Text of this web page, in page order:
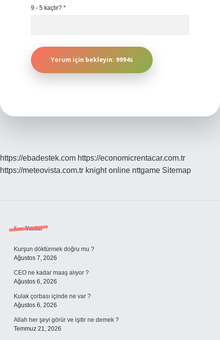
9 - 5 kaçtır? *
https://ebadestek.com https://economicrentacar.com.tr
https://meteovista.com.tr knight online nttgame Sitemap
Sidebar
Son Yazılar
Kurşun döktürmek doğru mu ?
Ağustos 7, 2026
CEO ne kadar maaş alıyor ?
Ağustos 6, 2026
Kulak çorbası içinde ne var ?
Ağustos 6, 2026
Allah her şeyi görür ve işitir ne demek ?
Temmuz 21, 2026